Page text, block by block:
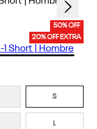
50% OFF
20% OFF EXTRA
S
L